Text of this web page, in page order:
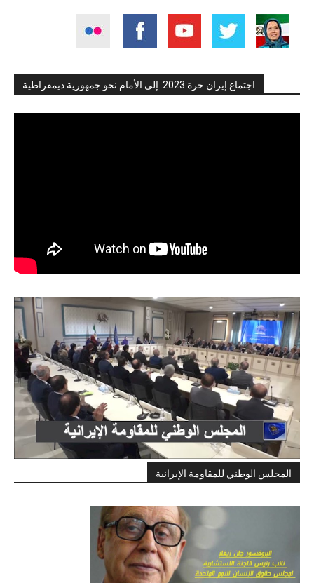
اجتماع إيران حرة 2023: إلى الأمام نحو جمهورية ديمقراطية
المجلس الوطني للمقاومة الإيرانية